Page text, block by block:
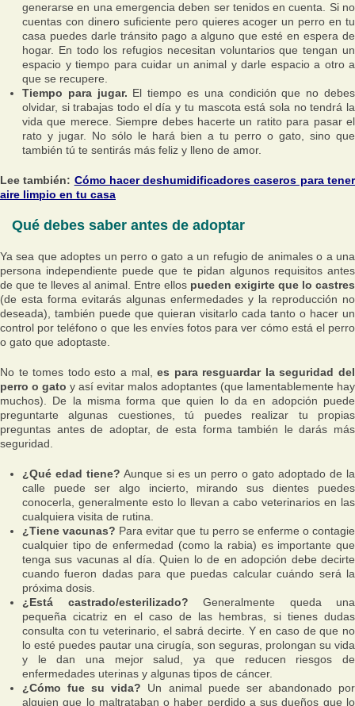
generarse en una emergencia deben ser tenidos en cuenta. Si no
cuentas con dinero suficiente pero quieres acoger un perro en tu
casa puedes darle tránsito pago a alguno que esté en espera de
hogar. En todo los refugios necesitan voluntarios que tengan un
espacio y tiempo para cuidar un animal y darle espacio a otro a
que se recupere.
Tiempo para jugar. El tiempo es una condición que no debes
olvidar, si trabajas todo el día y tu mascota está sola no tendrá la
vida que merece. Siempre debes hacerte un ratito para pasar el
rato y jugar. No sólo le hará bien a tu perro o gato, sino que
también tú te sentirás más feliz y lleno de amor.
Lee también: Cómo hacer deshumidificadores caseros para tener
aire limpio en tu casa
Qué debes saber antes de adoptar
Ya sea que adoptes un perro o gato a un refugio de animales o a una
persona independiente puede que te pidan algunos requisitos antes
de que te lleves al animal. Entre ellos pueden exigirte que lo castres
(de esta forma evitarás algunas enfermedades y la reproducción no
deseada), también puede que quieran visitarlo cada tanto o hacer un
control por teléfono o que les envíes fotos para ver cómo está el perro
o gato que adoptaste.
No te tomes todo esto a mal,es para resguardar la seguridad del
perro o gato y así evitar malos adoptantes (que lamentablemente hay
muchos). De la misma forma que quien lo da en adopción puede
preguntarte algunas cuestiones, tú puedes realizar tu propias
preguntas antes de adoptar, de esta forma también le darás más
seguridad.
¿Qué edad tiene? Aunque si es un perro o gato adoptado de la
calle puede ser algo incierto, mirando sus dientes puedes
conocerla, generalmente esto lo llevan a cabo veterinarios en las
cualquiera visita de rutina.
¿Tiene vacunas? Para evitar que tu perro se enferme o contagie
cualquier tipo de enfermedad (como la rabia) es importante que
tenga sus vacunas al día. Quien lo de en adopción debe decirte
cuando fueron dadas para que puedas calcular cuándo será la
próxima dosis.
¿Está castrado/esterilizado? Generalmente queda una
pequeña cicatriz en el caso de las hembras, si tienes dudas
consulta con tu veterinario, el sabrá decirte. Y en caso de que no
lo esté puedes pautar una cirugía, son seguras, prolongan su vida
y le dan una mejor salud, ya que reducen riesgos de
enfermedades uterinas y algunas tipos de cáncer.
¿Cómo fue su vida? Un animal puede ser abandonado por
alguien que lo maltrataban o haber perdido a sus dueños que lo